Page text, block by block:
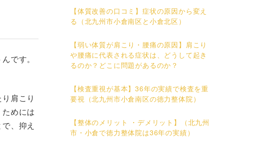
です。
肩こり
めには
、抑え
【体質改善の口コミ】症状の原因から変え
る（北九州市小倉南区と小倉北区）
【弱い体質が肩こり・腰痛の原因】肩こり
や腰痛に代表される症状は、どうして起き
るのか？どこに問題があるのか？
【検査重視が基本】36年の実績で検査を重
要視（北九州市小倉南区の徳力整体院）
【整体のメリット ・デメリット】（北九州
市・小倉で徳力整体院は36年の実績）